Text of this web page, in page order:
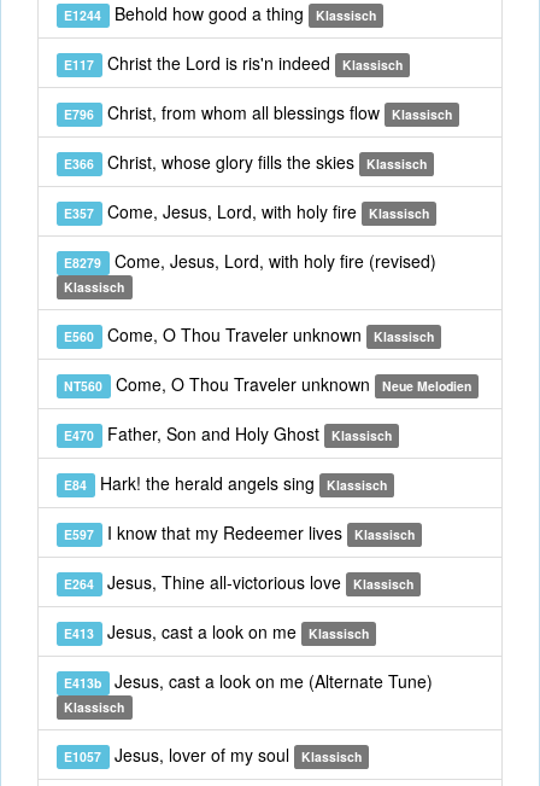
E1244 Behold how good a thing Klassisch
E117 Christ the Lord is ris'n indeed Klassisch
E796 Christ, from whom all blessings flow Klassisch
E366 Christ, whose glory fills the skies Klassisch
E357 Come, Jesus, Lord, with holy fire Klassisch
E8279 Come, Jesus, Lord, with holy fire (revised)
Klassisch
E560 Come, O Thou Traveler unknown Klassisch
NT560 Come, O Thou Traveler unknown Neue Melodien
E470 Father, Son and Holy Ghost Klassisch
E84 Hark! the herald angels sing Klassisch
E597 I know that my Redeemer lives Klassisch
E264 Jesus, Thine all-victorious love Klassisch
E413 Jesus, cast a look on me Klassisch
E413b Jesus, cast a look on me (Alternate Tune)
Klassisch
E1057 Jesus, lover of my soul Klassisch